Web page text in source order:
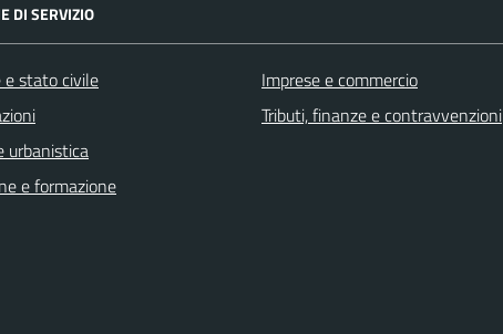
DI SERVIZIO
e stato civile
urbanistica
e formazione
Imprese e commercio
Tributi, finanze e contravvenzioni